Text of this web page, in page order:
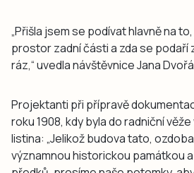
„Přišla jsem se podívat hlavně na
prostor zadní části a zda se podaří
ráz,“ uvedla návštěvnice Jana
Projektanti při přípravě
roku 1908, kdy byla do radniční
listina: „Jelikož budova tato,
významnou historickou památkou